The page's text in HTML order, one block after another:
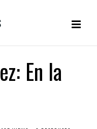
En la